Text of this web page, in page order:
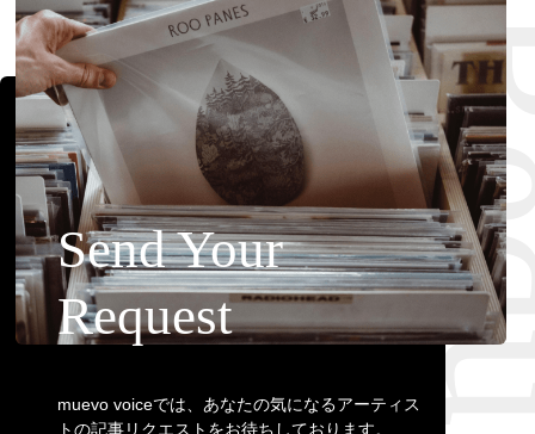
Send Your
Request
muevo voiceでは、あなたの気になるアーティス
トの記事リクエストをお待ちしております。